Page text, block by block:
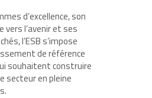
d’excellence, son
vers l’avenir et ses
l’ESB s’impose
de référence
souhaitent construire
secteur en pleine